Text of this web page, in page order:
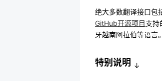
绝大多数翻译接口包
GitHub开源项目 支持
牙越南阿拉伯等语言。
特别说明 ↓